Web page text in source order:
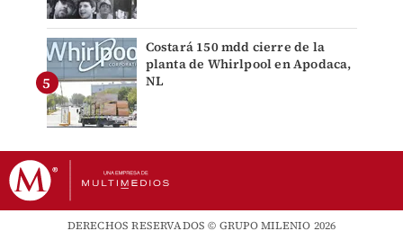
Costará 150 mdd cierre de la
planta de Whirlpool en Apodaca,
NL
DERECHOS RESERVADOS © GRUPO MILENIO 2026